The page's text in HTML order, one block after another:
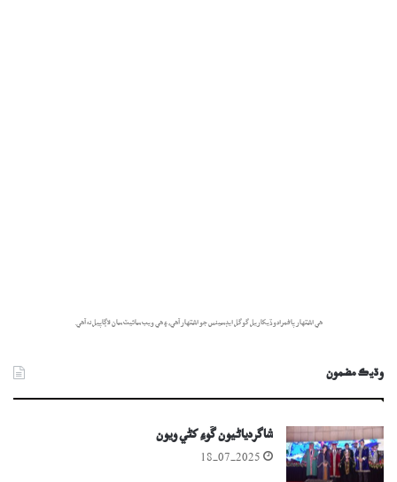
هي اشتهار پاڻمرادو ڏيکاريل گوگل ايڊسينس جو اشتهار آهي، ۽ هي ويب سائيٽ سان لاڳاپيل نه آهي.
وڌيڪ مضمون
شاگردياڻيون گَوءِ کڻي ويون
18-07-2025